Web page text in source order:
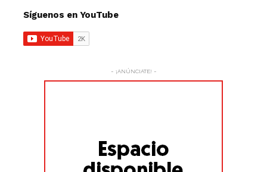
Síguenos en YouTube
- ¡ANÚNCIATE! -